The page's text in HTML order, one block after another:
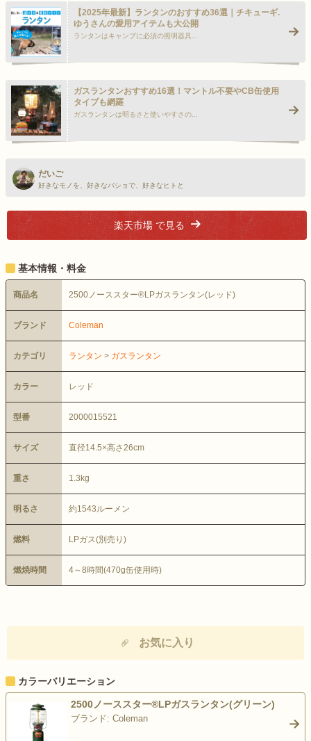
【2025年最新】ランタンのおすすめ36選｜チキューギ.
ゆうさんの愛用アイテムも大公開
ランタンはキャンプに必須の照明器具...
ガスランタンおすすめ16選！マントル不要やCB缶使用
タイプも網羅
ガスランタンは明るさと使いやすさの...
だいご
好きなモノを、好きなバショで、好きなヒトと
楽天市場 で見る
基本情報・料金
商品名 2500ノーススター®LPガスランタン(レッド)
ブランド Coleman
カテゴリ ランタン > ガスランタン
カラー レッド
型番 2000015521
サイズ 直径14.5×高さ26cm
重さ 1.3kg
明るさ 約1543ルーメン
燃料 LPガス(別売り)
燃焼時間 4～8時間(470g缶使用時)
お気に入り
カラーバリエーション
2500ノーススター®LPガスランタン(グリーン)
ブランド: Coleman